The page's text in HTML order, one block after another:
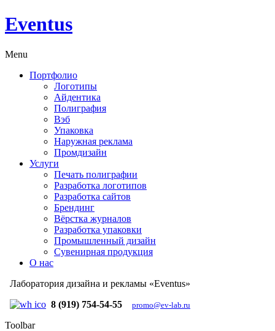
Eventus
Menu
Портфолио
Логотипы
Айдентика
Полиграфия
Вэб
Упаковка
Наружная реклама
Промдизайн
Услуги
Печать полиграфии
Разработка логотипов
Разработка сайтов
Брендинг
Вёрстка журналов
Разработка упаковки
Промышленный дизайн
Сувенирная продукция
О нас
Лаборатория дизайна и рекламы «Eventus»
8 (919) 754-54-55
promo@ev-lab.ru
Toolbar